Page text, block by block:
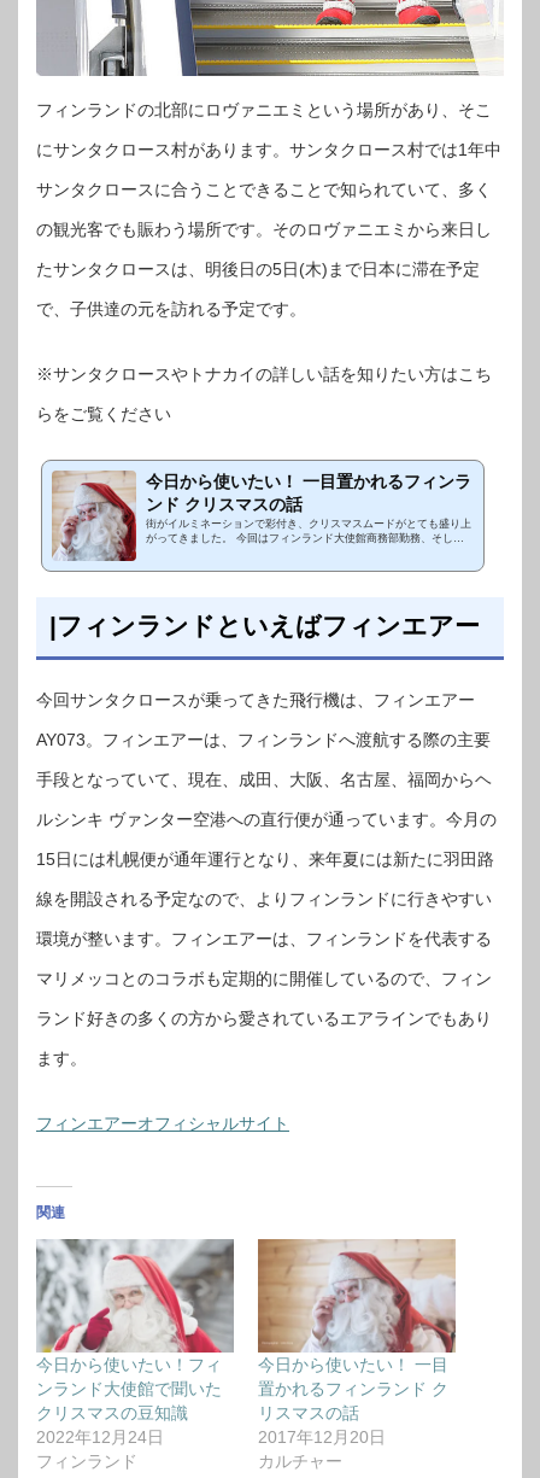
フィンランドの北部にロヴァニエミという場所があり、そこ
にサンタクロース村があります。サンタクロース村では1年中
サンタクロースに合うことできることで知られていて、多く
の観光客でも賑わう場所です。そのロヴァニエミから来日し
たサンタクロースは、明後日の5日(木)まで日本に滞在予定
で、子供達の元を訪れる予定です。
※サンタクロースやトナカイの詳しい話を知りたい方はこち
らをご覧ください
今日から使いたい！ 一目置かれるフィンラ
ンド クリスマスの話
街がイルミネーションで彩付き、クリスマスムードがとても盛り上
がってきました。 今回はフィンランド大使館商務部勤務、そして
|フィンランドといえばフィンエアー
今回サンタクロースが乗ってきた飛行機は、フィンエアー
AY073。フィンエアーは、フィンランドへ渡航する際の主要
手段となっていて、現在、成田、大阪、名古屋、福岡からヘ
ルシンキ ヴァンター空港への直行便が通っています。今月の
15日には札幌便が通年運行となり、来年夏には新たに羽田路
線を開設される予定なので、よりフィンランドに行きやすい
環境が整います。フィンエアーは、フィンランドを代表する
マリメッコとのコラボも定期的に開催しているので、フィン
ランド好きの多くの方から愛されているエアラインでもあり
ます。
フィンエアーオフィシャルサイト
関連
今日から使いたい！フィ
ンランド大使館で聞いた
クリスマスの豆知識
2022年12月24日
フィンランド
今日から使いたい！ 一目
置かれるフィンランド ク
リスマスの話
2017年12月20日
カルチャー